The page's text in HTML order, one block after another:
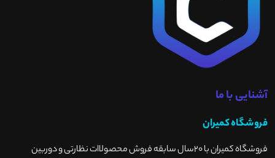
آشنایی با ما
فروشگاه کمیران
فروشگاه کمیران با ۲۰سال سابقه فروش محصولاات نظارتی و دوربین